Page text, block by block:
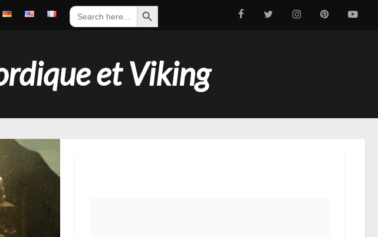
Search
for:
Search Button
et Viking